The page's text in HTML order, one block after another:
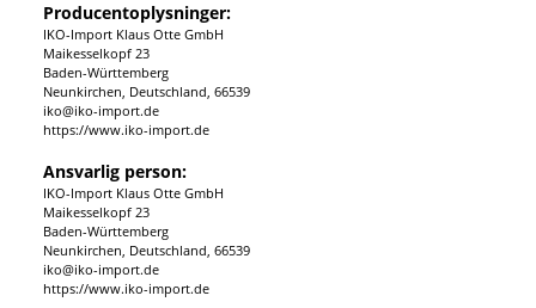
Producentoplysninger:
IKO-Import Klaus Otte GmbH
Maikesselkopf 23
Baden-Württemberg
Neunkirchen, Deutschland, 66539
iko@iko-import.de
https://www.iko-import.de
Ansvarlig person:
IKO-Import Klaus Otte GmbH
Maikesselkopf 23
Baden-Württemberg
Neunkirchen, Deutschland, 66539
iko@iko-import.de
https://www.iko-import.de